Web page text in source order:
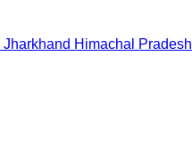
Jharkhand Himachal Pradesh